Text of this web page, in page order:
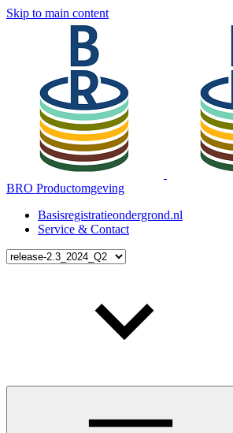
Skip to main content
BRO Productomgeving
Basisregistratieondergrond.nl
Service & Contact